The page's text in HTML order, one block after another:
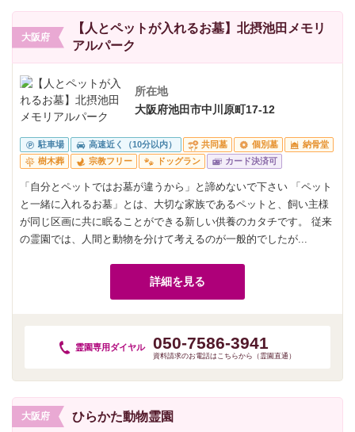
大阪府
【人とペットが入れるお墓】北摂池田メモリ
アルパーク
所在地
大阪府池田市中川原町17-12
駐車場 高速近く（10分以内） 共同墓 個別墓
納骨堂
樹木葬
宗教フリー ドッグラン カード決済可
「自分とペットではお墓が違うから」と諦めないで下さい 「ペット
と一緒に入れるお墓」とは、大切な家族であるペットと、飼い主様
が同じ区画に共に眠ることができる新しい供養のカタチです。 従来
の霊園では、人間と動物を分けて考えるのが一般的でしたが...
詳細を見る
霊園専用 ダイヤル 050-7586-3941
資料請求のお電話はこちらから（霊園直通）
大阪府 ひらかた動物霊園